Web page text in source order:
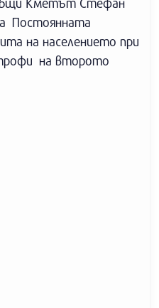
Постоянната
на населението при
на второто